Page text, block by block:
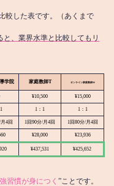
較した表です。（あくまで
、業界水準と比較してもリ
学院 家庭教師T オンライン家庭教師M
¥10,500 ¥15,000
1：1 1：1
4回 1回90分/月4回 1回80分/月4回
¥28,000 ¥23,936
¥437,531 ¥425,652
習慣が身につく ”ことです。